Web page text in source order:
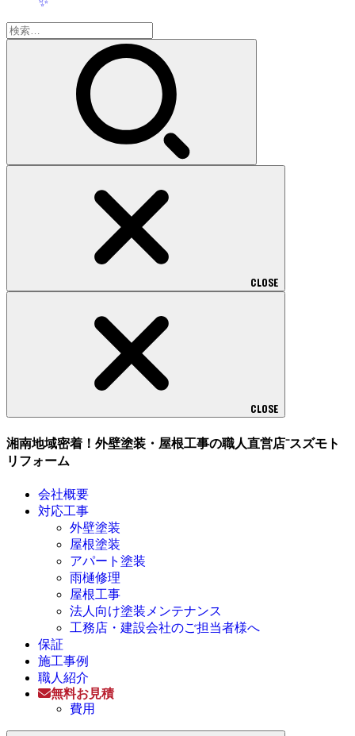
検
索:
CLOSE
CLOSE
湘南地域密着！外壁塗装・屋根工事の職人直営店⁻スズモト
リフォーム
会社概要
対応工事
外壁塗装
屋根塗装
アパート塗装
雨樋修理
屋根工事
法人向け塗装メンテナンス
工務店・建設会社のご担当者様へ
保証
施工事例
職人紹介
無料お見積
費用